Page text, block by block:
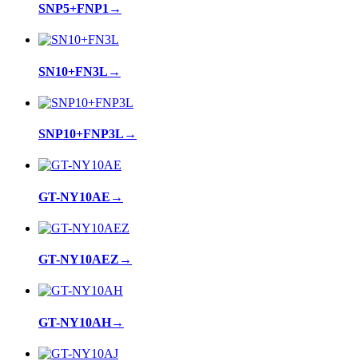
SNP5+FNP1 →
SN10+FN3L →
SNP10+FNP3L →
GT-NY10AE →
GT-NY10AEZ →
GT-NY10AH→